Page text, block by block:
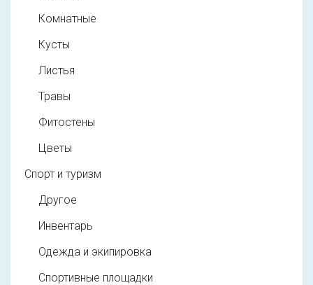
Комнатные
Кусты
Листья
Травы
Фитостены
Цветы
Спорт и туризм
Другое
Инвентарь
Одежда и экипировка
Спортивные площадки